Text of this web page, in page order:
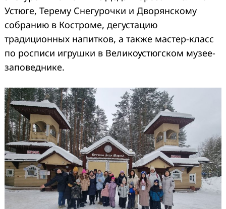
Устюге, Терему Снегурочки и Дворянскому
собранию в Костроме, дегустацию
традиционных напитков, а также мастер-класс
по росписи игрушки в Великоустюгском музее-
заповеднике.